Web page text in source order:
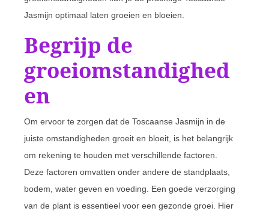
Jasmijn optimaal laten groeien en bloeien.
Begrijp de
groeiomstandighed
en
Om ervoor te zorgen dat de Toscaanse Jasmijn in de
juiste omstandigheden groeit en bloeit, is het belangrijk
om rekening te houden met verschillende factoren.
Deze factoren omvatten onder andere de standplaats,
bodem, water geven en voeding. Een goede verzorging
van de plant is essentieel voor een gezonde groei. Hier